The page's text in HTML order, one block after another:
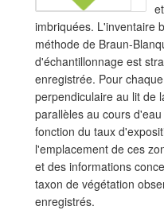
imbriquées. L'inventaire
méthode de Braun-
d'échantillonnage est
enregistrée. Pour
perpendiculaire au lit de
parallèles au cours
fonction du taux
l'emplacement de ces
et des informations
taxon de végétation
enregistrés.